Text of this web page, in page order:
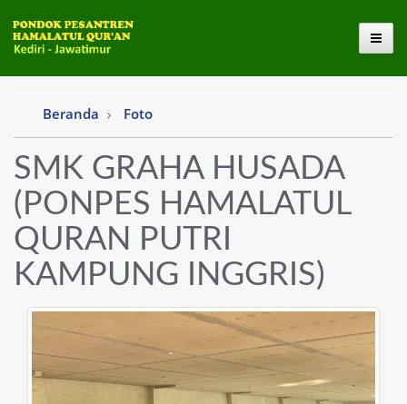
Beranda Foto
SMK GRAHA HUSADA
(PONPES HAMALATUL
QURAN PUTRI
KAMPUNG INGGRIS)